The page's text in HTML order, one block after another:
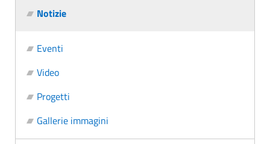
Notizie
Eventi
Video
Progetti
Gallerie immagini